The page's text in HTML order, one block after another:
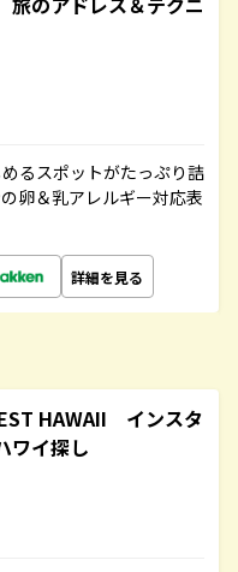
るスポットがたっぷり詰
卵＆乳アレルギー対応表
詳細を見る
HAWAII インスタ
ワイ探し